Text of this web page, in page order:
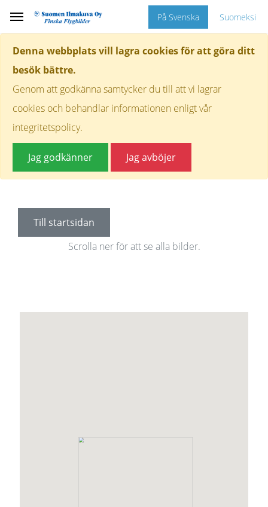
Denna webbplats vill lagra cookies för att göra ditt
besök bättre.
Genom att godkänna samtycker du till att vi lagrar
cookies och behandlar informationen enligt vår
integritetspolicy.
Jag godkänner Jag avböjer
På Svenska Suomeksi
Till startsidan
Scrolla ner för att se alla bilder.